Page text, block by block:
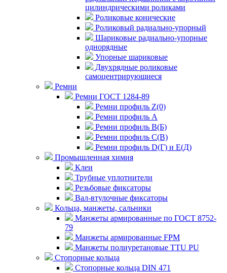
цилиндрическими роликами
Роликовые конические
Роликовый радиально-упорный
Шариковые радиально-упорные
однорядные
Упорные шариковые
Двухрядные роликовые
самоцентрирующиеся
Ремни
Ремни ГОСТ 1284-89
Ремни профиль Z(0)
Ремни профиль А
Ремни профиль В(Б)
Ремни профиль С(В)
Ремни профиль D(Г) и E(Д)
Промышленная химия
Клеи
Трубные уплотнители
Резьбовые фиксаторы
Вал-втулочные фиксаторы
Кольца, манжеты, сальники
Манжеты армированные по ГОСТ 8752-
79
Манжеты армированные FPM
Манжеты полиуретановые TTU PU
Стопорные кольца
Стопорные кольца DIN 471